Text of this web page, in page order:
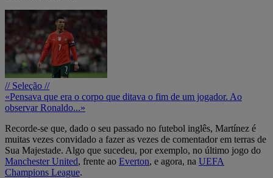
// Seleção //
«Pensava que era o corpo que ditava o fim de um jogador. Ao
observar Ronaldo...»
Recorde-se que, dado o seu passado no futebol inglês, Martínez é
muitas vezes convidado a fazer as vezes de comentador em terras de
Sua Majestade. Algo que sucedeu, por exemplo, no último jogo do
Manchester United, frente ao Everton, e agora, na UEFA
Champions League.